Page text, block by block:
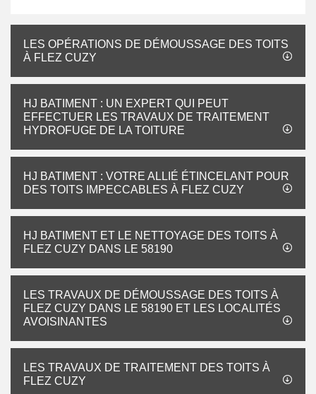
LES OPÉRATIONS DE DÉMOUSSAGE DES TOITS
À FLEZ CUZY
HJ BATIMENT : UN EXPERT QUI PEUT
EFFECTUER LES TRAVAUX DE TRAITEMENT
HYDROFUGE DE LA TOITURE
HJ BATIMENT : VOTRE ALLIÉ ÉTINCELANT POUR
DES TOITS IMPECCABLES À FLEZ CUZY
HJ BATIMENT ET LE NETTOYAGE DES TOITS À
FLEZ CUZY DANS LE 58190
LES TRAVAUX DE DÉMOUSSAGE DES TOITS À
FLEZ CUZY DANS LE 58190 ET LES LOCALITÉS
AVOISINANTES
LES TRAVAUX DE TRAITEMENT DES TOITS À
FLEZ CUZY